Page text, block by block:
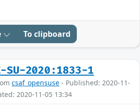
To clipboard
SU-2020:1833-1
csaf_opensuse - Published: 2020-11-
2020-11-05 13:34